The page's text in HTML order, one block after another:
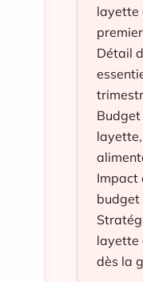
layette
Détail
Budget
Impact
budget
layette
dès la